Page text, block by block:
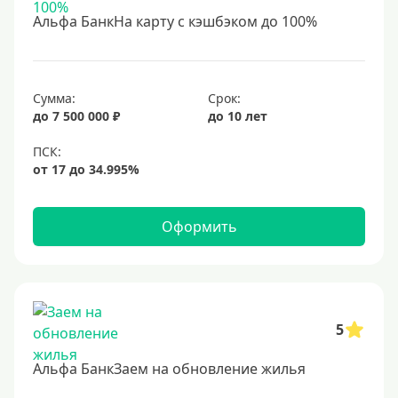
С 18 лет
С 21 года
С 22 лет
С 23 лет
В декрете
Без обеспечения
Без залога
В банке под залог
Альфа БанкНа карту с кэшбэком до 100%
Сумма:
до 7 500 000 ₽
Срок:
до 10 лет
Оформить
5
Альфа БанкЗаем на обновление жилья